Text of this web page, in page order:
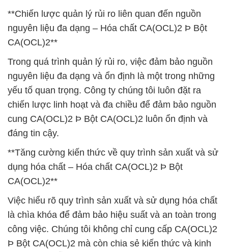
**Chiến lược quản lý rủi ro liên quan đến nguồn
nguyên liệu đa dạng – Hóa chất CA(OCL)2 Þ Bột
CA(OCL)2**
Trong quá trình quản lý rủi ro, việc đảm bảo nguồn
nguyên liệu đa dạng và ổn định là một trong những
yếu tố quan trọng. Công ty chúng tôi luôn đặt ra
chiến lược linh hoạt và đa chiều để đảm bảo nguồn
cung CA(OCL)2 Þ Bột CA(OCL)2 luôn ổn định và
đáng tin cậy.
**Tăng cường kiến thức về quy trình sản xuất và sử
dụng hóa chất – Hóa chất CA(OCL)2 Þ Bột
CA(OCL)2**
Việc hiểu rõ quy trình sản xuất và sử dụng hóa chất
là chìa khóa để đảm bảo hiệu suất và an toàn trong
công việc. Chúng tôi không chỉ cung cấp CA(OCL)2
Þ Bột CA(OCL)2 mà còn chia sẻ kiến thức và kinh